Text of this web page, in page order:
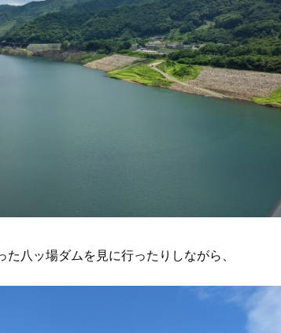
八ッ場ダムを見に行ったりしながら、